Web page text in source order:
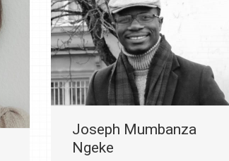
Joseph Mumbanza
Ngeke